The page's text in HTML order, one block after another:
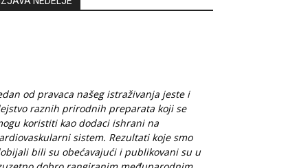
od pravaca našeg istraživanja jeste i
raznih prirodnih preparata koji se
koristiti kao dodaci ishrani na
sistem. Rezultati koje smo
bili su obećavajući i publikovani su u